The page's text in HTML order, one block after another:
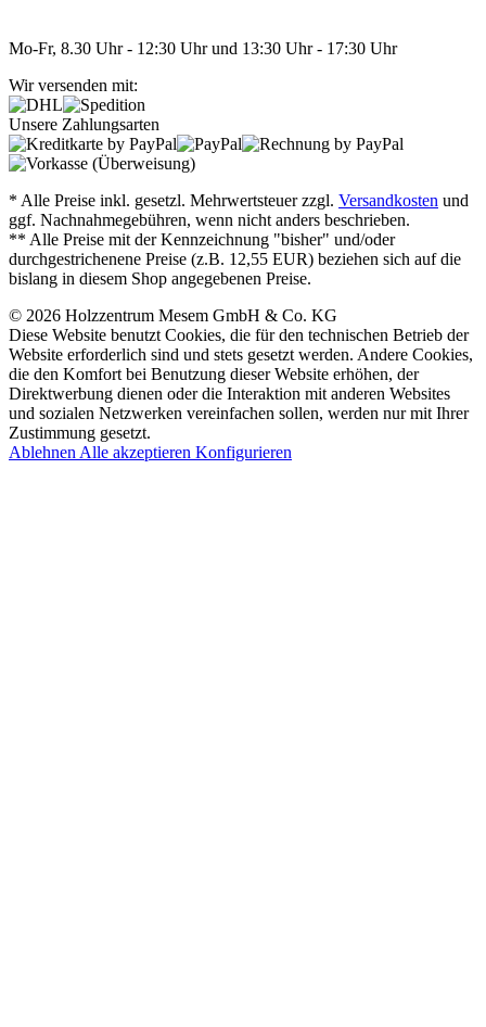
Mo-Fr, 8.30 Uhr - 12:30 Uhr und 13:30 Uhr - 17:30 Uhr
Wir versenden mit:
Unsere Zahlungsarten
* Alle Preise inkl. gesetzl. Mehrwertsteuer zzgl. Versandkosten und
ggf. Nachnahmegebühren, wenn nicht anders beschrieben.
** Alle Preise mit der Kennzeichnung "bisher" und/oder
durchgestrichenene Preise (z.B. 12,55 EUR) beziehen sich auf die
bislang in diesem Shop angegebenen Preise.
© 2026 Holzzentrum Mesem GmbH & Co. KG
Diese Website benutzt Cookies, die für den technischen Betrieb der
Website erforderlich sind und stets gesetzt werden. Andere Cookies,
die den Komfort bei Benutzung dieser Website erhöhen, der
Direktwerbung dienen oder die Interaktion mit anderen Websites
und sozialen Netzwerken vereinfachen sollen, werden nur mit Ihrer
Zustimmung gesetzt.
AblehnenAlle akzeptieren Konfigurieren